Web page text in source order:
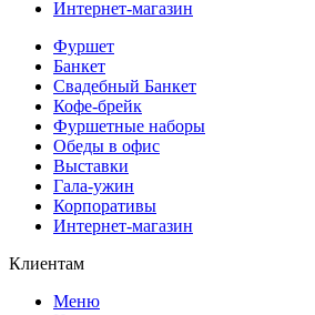
Интернет-магазин
Фуршет
Банкет
Свадебный Банкет
Кофе-брейк
Фуршетные наборы
Обеды в офис
Выставки
Гала-ужин
Корпоративы
Интернет-магазин
Клиентам
Меню